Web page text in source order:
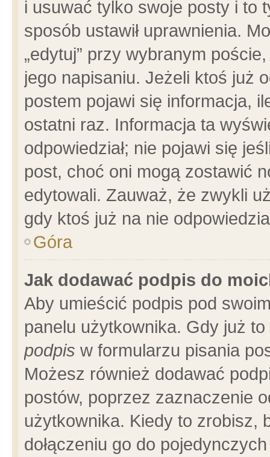
i usuwać tylko swoje posty i to
sposób ustawił uprawnienia.
„edytuj” przy wybranym
jego napisaniu. Jeżeli ktoś już
postem pojawi się informacja,
ostatni raz. Informacja ta
odpowiedział; nie pojawi się
post, choć oni mogą zostawić
edytowali. Zauważ, że zwykli
gdy ktoś już na nie
Góra
Jak dodawać podpis do
Aby umieścić podpis pod
panelu użytkownika. Gdy już
podpis w formularzu pisania
Możesz również dodawać
postów, poprzez zaznaczenie
użytkownika. Kiedy to zrobisz,
dołączeniu go do